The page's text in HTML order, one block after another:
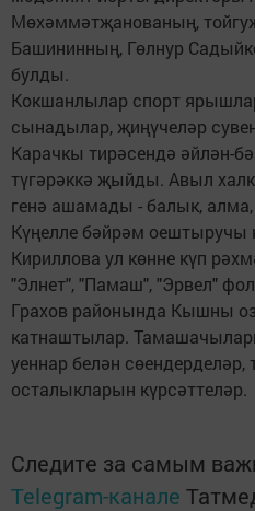
Мөхәммәтҗанованың,
Башининның, Гөлнур
булды.
Кокшанлылар спорт
сынадылар, җиңүчеләр
Карачкы тирәсендә әйлән-
түгәрәккә җыйды. Авыл
генә ашамады - балык, алма,
Күңелле бәйрәм оештыручы
Кириллова ул көнне күп
"Элнет", "Памаш", "Эрвел"
Грахов районында Кышны
катнаштылар.
уеннар белән
осталыкларын күрсәттеләр.
Следите за самым
Telegram-канале